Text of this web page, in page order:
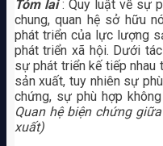
Tóm lai: Quy luật về sự
chung, quan hệ sở hữu
phát triển của lực lượng
phát triển xã hội. Dưới
sự phát triển kế tiếp
sản xuất, tuy nhiên sự
chứng, sự phù hợp
Quan hệ biện chứng
xuất)